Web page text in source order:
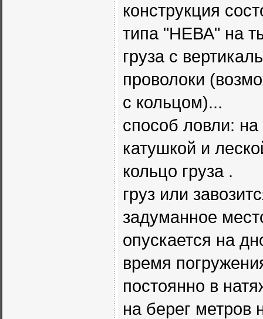
конструкция
типа "НЕВА" на
груза с
проволоки
с кольцом)...
способ ловли: на
катушкой и
кольцо груза .
груз или
задуманное
опускается на
время
постоянно в
на берег метров